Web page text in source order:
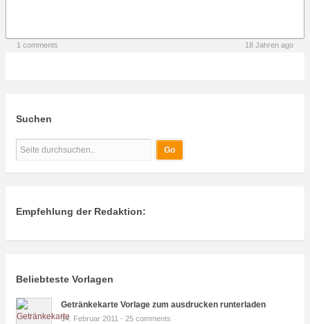
1 comments 18 Jahren ago
Suchen
Empfehlung der Redaktion:
Beliebteste Vorlagen
Getränkekarte Vorlage zum ausdrucken runterladen
14. Februar 2011 - 25 comments